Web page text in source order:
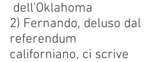
dell'Oklahoma
2) Fernando, deluso dal
referendum
californiano, ci scrive